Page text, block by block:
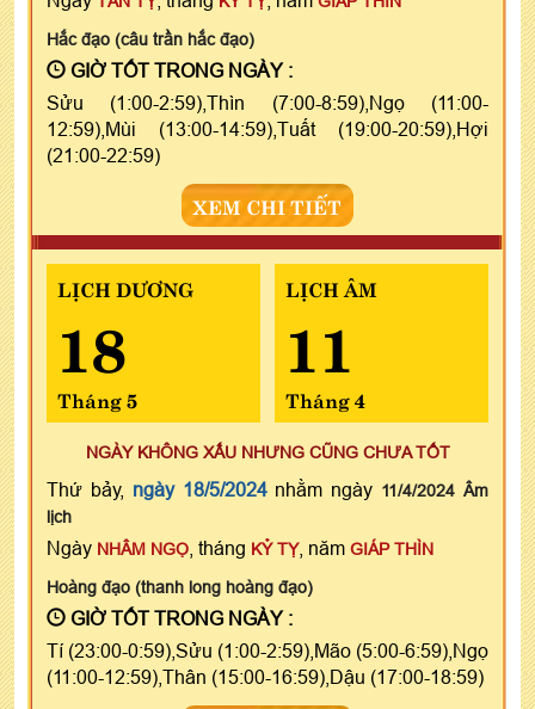
Hắc đạo (câu trần hắc đạo)
GIỜ TỐT TRONG NGÀY :
Sửu (1:00-2:59),Thìn (7:00-8:59),Ngọ (11:00-
12:59),Mùi (13:00-14:59),Tuất (19:00-20:59),Hợi
(21:00-22:59)
XEM CHI TIẾT
LỊCH DƯƠNG
18
Tháng 5
LỊCH ÂM
11
Tháng 4
NGÀY KHÔNG XẤU NHƯNG CŨNG CHƯA TỐT
Thứ bảy, ngày 18/5/2024nhằm ngày 11/4/2024 Âm
lịch
Ngày NHÂM NGỌ , tháng KỶ TỴ, năm GIÁP THÌN
Hoàng đạo (thanh long hoàng đạo)
GIỜ TỐT TRONG NGÀY :
Tí (23:00-0:59),Sửu (1:00-2:59),Mão (5:00-6:59),Ngọ
(11:00-12:59),Thân (15:00-16:59),Dậu (17:00-18:59)